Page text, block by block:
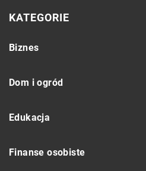
KATEGORIE
Biznes
Dom i ogród
Edukacja
Finanse osobiste